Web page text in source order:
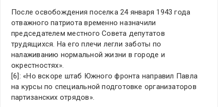
После освобождения поселка 24 января 1943 года
отважного патриота временно назначили
председателем местного Совета депутатов
трудящихся. На его плечи легли заботы по
налаживанию нормальной жизни в городе и
окрестностях».
[6]: «Но вскоре штаб Южного фронта направил Павла
на курсы по специальной подготовке организаторов
партизанских отрядов».